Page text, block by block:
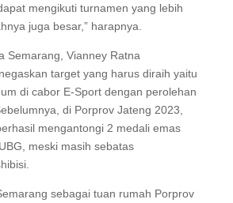
mengikuti turnamen yang lebih
juga besar,” harapnya.
Semarang, Vianney Ratna
target yang harus diraih yaitu
di cabor E-Sport dengan perolehan
di Porprov Jateng 2023,
mengantongi 2 medali emas
meski masih sebatas
sebagai tuan rumah Porprov